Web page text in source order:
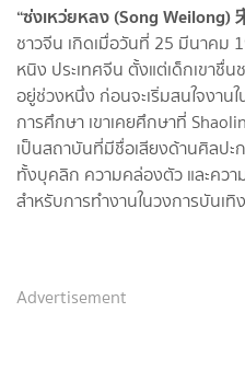
“ซ่งเหว่ยหลง (Song Weilong)
ชาวจีน เกิดเมื่อวันที่ 25 มีนาคม
หนิง ประเทศจีน ตั้งแต่เด็กเขาชื่
อยู่ช่วงหนึ่ง ก่อนจะเริ่มสนใจงาน
การศึกษา เขาเคยศึกษาที่
เป็นสถาบันที่มีชื่อเสียงด้านศิลปะ
ทั้งบุคลิก ความคล่องตัว และคว
สำหรับการทำงานในวงการบันเทิ
Advertisement